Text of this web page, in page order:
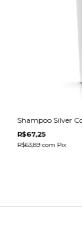
Shampoo Silver
R$67,25
R$63,89com Pix